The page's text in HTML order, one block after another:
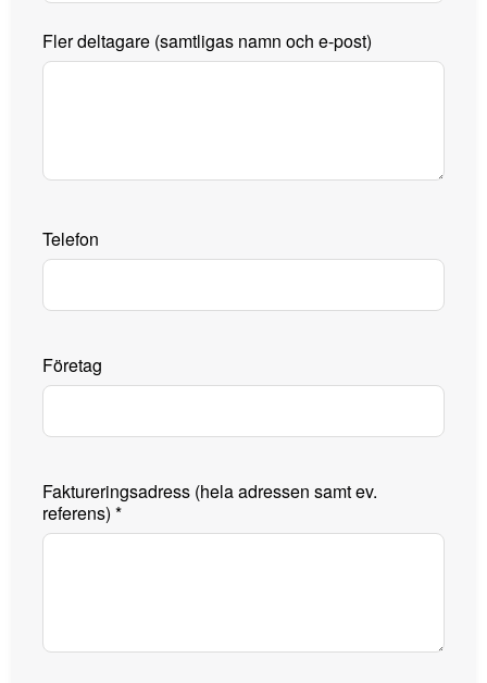
Fler deltagare (samtligas namn och e-post)
Telefon
Företag
Faktureringsadress (hela adressen samt ev.
referens) *